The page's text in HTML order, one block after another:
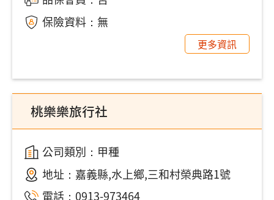
保險資料：無
更多資訊
桃樂樂旅行社
公司類別：甲種
地址： 嘉義縣,水上鄉,三和村榮典路1號
電話： 0913-973464